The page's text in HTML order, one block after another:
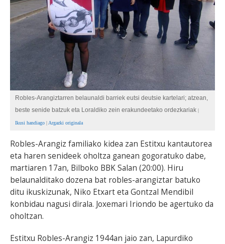
... AUKERA GEHIAGO
Robles-Arangiztarren belaunaldi barriek eutsi deutsie kartelari; atzean,
beste senide batzuk eta Loraldiko zein erakundeetako ordezkariak |
Ikusi handiago | Argazki originala
Robles-Arangiz familiako kidea zan Estitxu kantautorea
eta haren senideek oholtza ganean gogoratuko dabe,
martiaren 17an, Bilboko BBK Salan (20:00). Hiru
belaunalditako dozena bat robles-arangiztar batuko
ditu ikuskizunak, Niko Etxart eta Gontzal Mendibil
konbidau nagusi dirala. Joxemari Iriondo be agertuko da
oholtzan.
Estitxu Robles-Arangiz 1944an jaio zan, Lapurdiko